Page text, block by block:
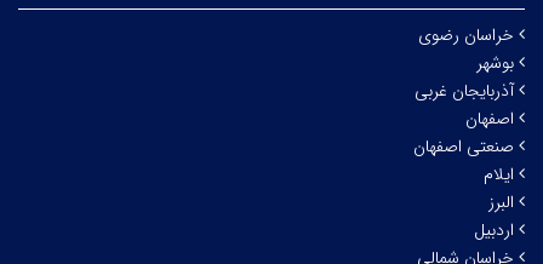
خراسان رضوی
بوشهر
آذربایجان غربی
اصفهان
صنعتی اصفهان
ایلام
البرز
اردبیل
خراسان شمالی